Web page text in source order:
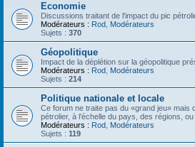
Economie
Discussions traitant de l'impact du pic
Modérateurs : Rod Modérateurs
Sujets : 370
Géopolitique
Impact de la déplétion sur la géopolitique
Modérateurs : Rod Modérateurs
Sujets : 214
Politique nationale et locale
Ce forum ne traite pas du «grand jeu» mais
pétrolier, à l'échelle du pays, des régions, ou
Modérateurs : Rod Modérateurs
Sujets : 119